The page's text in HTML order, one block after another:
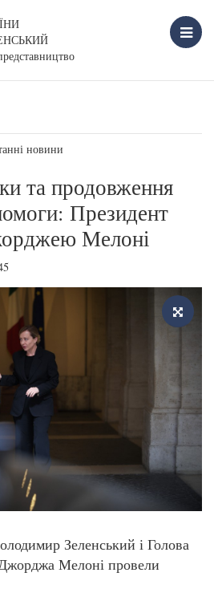
новини
та продовження
Президент
Мелоні
Зеленський і Голова
Джорджа Мелоні провели